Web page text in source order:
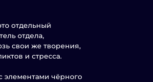
отдельный
отдела,
свои же творения,
и стресса.
элементами чёрного